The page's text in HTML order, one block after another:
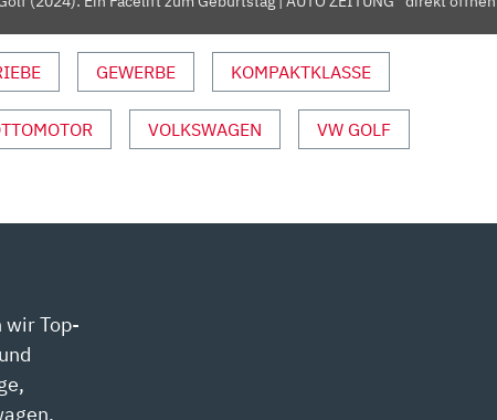
GEWERBE KOMPAKTKLASSE
VOLKSWAGEN VW GOLF
Top-